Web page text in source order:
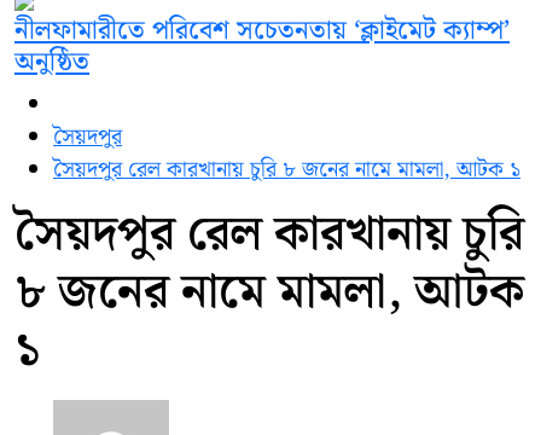
সৈয়দপুর
সৈয়দপুর রেল কারখানায় চুরি ৮ জনের নামে মামলা, আটক ১
সৈয়দপুর রেল কারখানায় চুরি
৮ জনের নামে মামলা, আটক
১
নীলফামারীতে পরিবেশ সচেতনতায় ‘ক্লাইমেট ক্যাম্প’
অনুষ্ঠিত